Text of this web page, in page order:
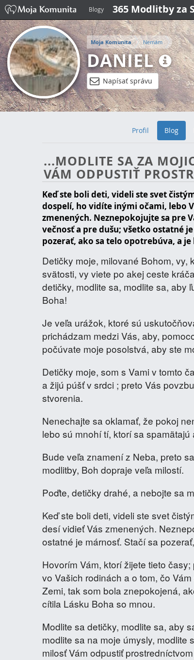
Blogy 365 Modlitby za
Moja Komunita Nemám
DANIEL
Napísať správu
Profil Blog
...MODLITE SA ZA
VÁM ODPUSTIŤ
Keď ste boli deti, videli ste svet
dospelí, ho vidíte inými očami, lebo
zmenených. Neznepokojujte sa pre
večnosť a pre dušu; všetko ostatné
pozerať, ako sa telo opotrebúva, a je
Detičky moje, milované Bohom, vy,
svätosti, vy viete po akej ceste
detičky, modlite sa, modlite sa, aby
Boha!
Je veľa urážok, ktoré sú
prichádzam medzi Vás, aby,
počúvate moje posolstvá, aby ste
Detičky moje, som s Vami v tomto
a žijú púšť v srdci ; preto Vás
stvorenia.
Nenechajte sa oklamať, že pokoj
lebo sú mnohí tí, ktorí sa
Bude veľa znamení z Neba, preto
modlitby, Boh dopraje veľa milostí.
Poďte, detičky drahé, a nebojte sa
Keď ste boli deti, videli ste svet
desí vidieť Vás zmenených.
ostatné je márnosť. Stačí sa
Hovorím Vám, ktorí žijete tieto
vo Vašich rodinách a o tom, čo
Zemi, tak som bola znepokojená,
cítila Lásku Boha so mnou.
Modlite sa detičky, modlite sa, aby
modlite sa na moje úmysly, modlite
milosť Vám odpustiť